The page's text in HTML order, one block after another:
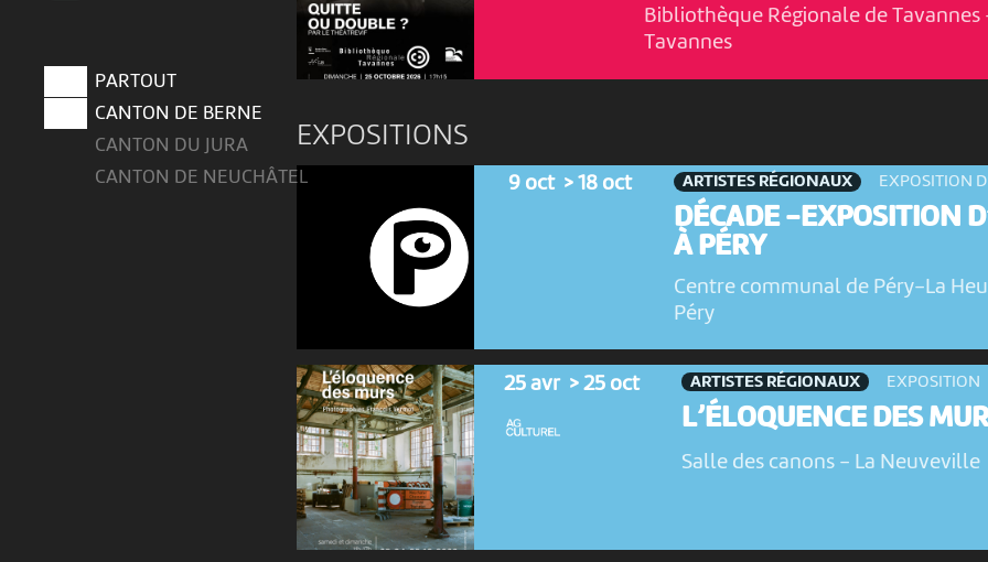
PARTOUT
CANTON DE BERNE
CANTON DU JURA
CANTON DE NEUCHÂTEL
Bibliothèque Régionale de Tavannes
Tavannes
EXPOSITIONS
9 oct > 18 oct ARTISTES RÉGIONAUX EXPOSITION
DÉCADE -EXPOSITION
À PÉRY
Centre communal de Péry-La
Péry
25 avr > 25 oct ARTISTES RÉGIONAUX EXPOSITION
L’ÉLOQUENCE DES
Salle des canons - La Neuveville